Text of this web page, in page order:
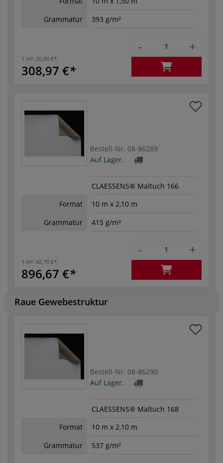
Grammatur
393 g/m²
1 m²: 20,60 €
308,97 €
- +
Bestell-Nr. 08-86289
Auf Lager.
CLAESSENS® Maltuch 166
Format
10 m x 2,10 m
Grammatur
415 g/m²
1 m²: 42,70 €
896,67 €
- +
Raue Gewebestruktur
Bestell-Nr. 08-86290
Auf Lager.
CLAESSENS® Maltuch 168
Format
10 m x 2,10 m
Grammatur
537 g/m²